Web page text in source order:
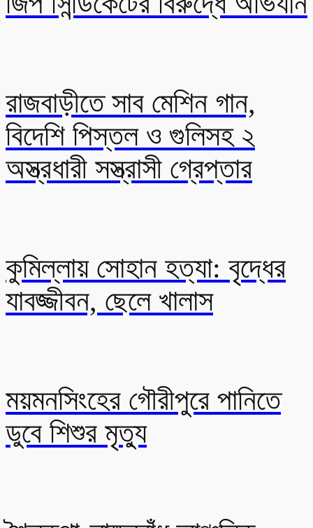
রাজবাড়ীতে সাব মেশিন গান,
বিদেশি পিস্তল ও গুলিসহ ২
অস্ত্রধারী সস্ত্রাসী গ্রেপ্তার
কুমিল্লায় সোহান হত্যা: বৃদ্ধের
যাবজ্জীবন, ছেলে খালাস
ময়মনসিংহের গৌরীপুরে পানিতে
ডুবে শিশুর মৃত্যু